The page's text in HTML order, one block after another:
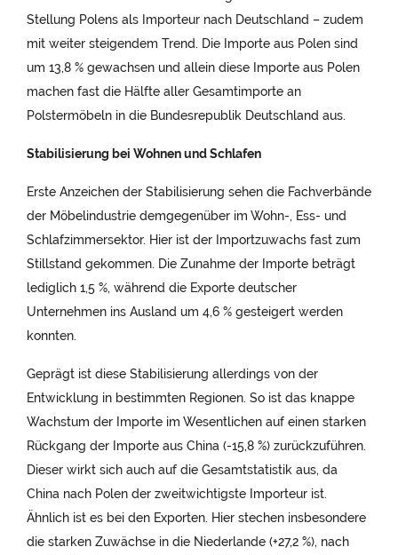
Stellung Polens als Importeur nach Deutschland – zudem
mit weiter steigendem Trend. Die Importe aus Polen sind
um 13,8 % gewachsen und allein diese Importe aus Polen
machen fast die Hälfte aller Gesamtimporte an
Polstermöbeln in die Bundesrepublik Deutschland aus.
Stabilisierung bei Wohnen und Schlafen
Erste Anzeichen der Stabilisierung sehen die Fachverbände
der Möbelindustrie demgegenüber im Wohn-, Ess- und
Schlafzimmersektor. Hier ist der Importzuwachs fast zum
Stillstand gekommen. Die Zunahme der Importe beträgt
lediglich 1,5 %, während die Exporte deutscher
Unternehmen ins Ausland um 4,6 % gesteigert werden
konnten.
Geprägt ist diese Stabilisierung allerdings von der
Entwicklung in bestimmten Regionen. So ist das knappe
Wachstum der Importe im Wesentlichen auf einen starken
Rückgang der Importe aus China (-15,8 %) zurückzuführen.
Dieser wirkt sich auch auf die Gesamtstatistik aus, da
China nach Polen der zweitwichtigste Importeur ist.
Ähnlich ist es bei den Exporten. Hier stechen insbesondere
die starken Zuwächse in die Niederlande (+27,2 %), nach